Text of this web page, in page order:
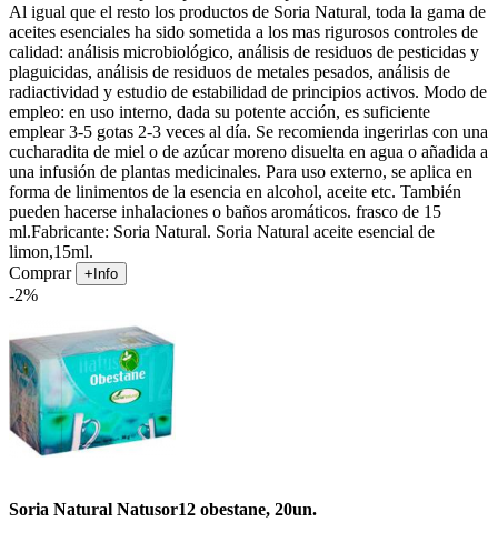
Al igual que el resto los productos de Soria Natural, toda la gama de
aceites esenciales ha sido sometida a los mas rigurosos controles de
calidad: análisis microbiológico, análisis de residuos de pesticidas y
plaguicidas, análisis de residuos de metales pesados, análisis de
radiactividad y estudio de estabilidad de principios activos. Modo de
empleo: en uso interno, dada su potente acción, es suficiente
emplear 3-5 gotas 2-3 veces al día. Se recomienda ingerirlas con una
cucharadita de miel o de azúcar moreno disuelta en agua o añadida a
una infusión de plantas medicinales. Para uso externo, se aplica en
forma de linimentos de la esencia en alcohol, aceite etc. También
pueden hacerse inhalaciones o baños aromáticos. frasco de 15
ml.Fabricante: Soria Natural. Soria Natural aceite esencial de
limon,15ml.
Comprar
+Info
-2%
Soria Natural Natusor12 obestane, 20un.